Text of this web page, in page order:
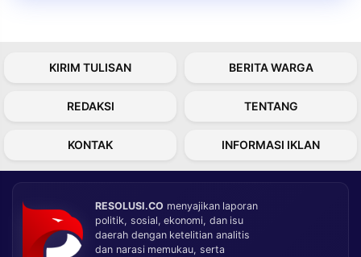
KIRIM TULISAN BERITA WARGA
REDAKSI TENTANG
KONTAK INFORMASI IKLAN
RESOLUSI.CO menyajikan laporan
politik, sosial, ekonomi, dan isu
daerah dengan ketelitian analitis
dan narasi memukau, serta